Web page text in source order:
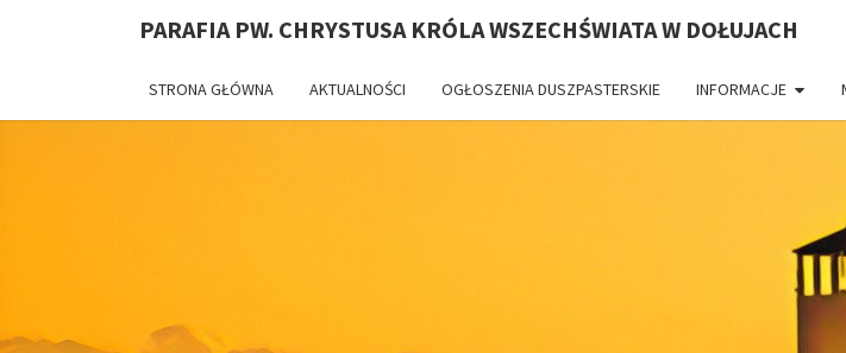
PARAFIA PW. CHRYSTUSA KRÓLA WSZECHŚWIATA W DOŁUJACH
STRONA GŁÓWNA AKTUALNOŚCI OGŁOSZENIA DUSZPASTERSKIE INFORMACJE